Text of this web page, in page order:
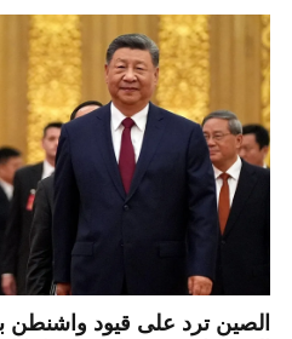
الصين ترد على قيود واشنطن